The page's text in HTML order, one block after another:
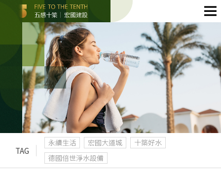
TAG
永續生活 宏國大道城
十築好水
德國倍世淨水設備